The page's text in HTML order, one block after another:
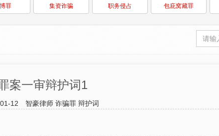
罪 集资诈骗 职务侵占 包庇窝藏罪
案一审辩护词1
12 智豪律师 诈骗罪 辩护词